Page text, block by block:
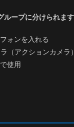
ープに分けられます
ォンを入れる
（アクションカメラ）
使用